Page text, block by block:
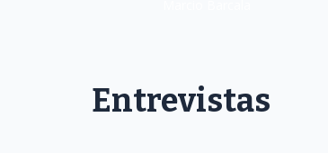
Entrevistas